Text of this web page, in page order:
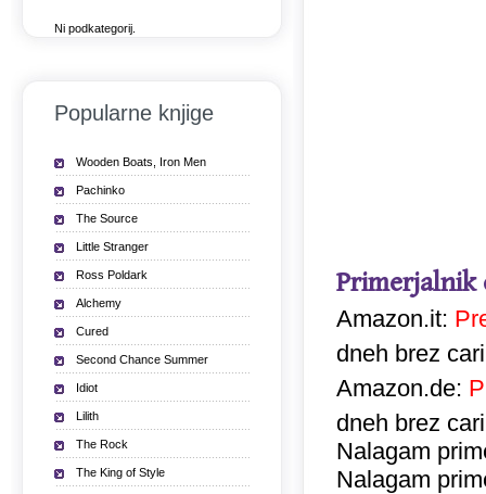
Primerjalnik
Amazon.it:
dneh brez
Amazon.de:
dneh brez
Nalagam
Nalagam
Ni podkategorij.
Popularne knjige
Wooden Boats, Iron Men
Pachinko
The Source
Little Stranger
Ross Poldark
Alchemy
Cured
Second Chance Summer
Idiot
Lilith
The Rock
The King of Style